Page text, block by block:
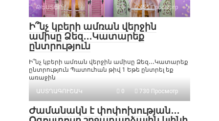
ԹԵՍՏԵՐ 0 455 Просмотр
Ի՞նչ կբերի ամռան վերջին
ամիսը Ձեզ․․․Կատարեք
ընտրություն
Ի՞նչ կբերի ամռան վերջին ամիսը Ձեզ․․․Կատարեք
ընտրություն Պատուհան թիվ 1 Եթե ընտրել եք
առաջին
ԱՍՏՂԱԳՈՒՇԱԿ
0 730 Просмотр
Ժամանակն է փոփոխության․․․